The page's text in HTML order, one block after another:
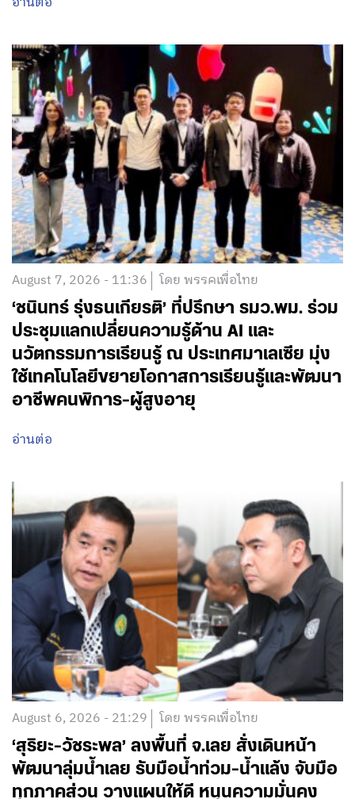
August 7, 2026 - 11:36 โดย พรรคเพื่อไทย
‘ชนินทร์ รุ่งธนเกียรติ’ ที่ปรึกษา รมว.พม. ร่วม
ประชุมแลกเปลี่ยนความรู้ด้าน AI และ
นวัตกรรมการเรียนรู้ ณ ประเทศมาเลเซีย มุ่ง
ใช้เทคโนโลยีขยายโอกาสการเรียนรู้และพัฒนา
อาชีพคนพิการ-ผู้สูงอายุ
อ่านต่อ
August 6, 2026 - 21:29 โดย พรรคเพื่อไทย
‘สุริยะ-วัชระพล’ ลงพื้นที่ จ.เลย สั่งเดินหน้า
พัฒนาลุ่มน้ำเลย รับมือน้ำท่วม-น้ำแล้ง จับมือ
ทุกภาคส่วน วางแผนให้ดี หนุนความมั่นคง